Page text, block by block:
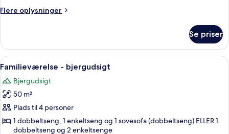
Flere oplysninger
Flere
-
bjergudsigt
Se priser
Indlæs
alle
billeder
af
Familieværelse
-
Et hotelværelse med trægulv, en stor
5
Familieværelse - bjergudsigt
Bjergudsigt
50 m²
Plads til 4 personer
1 dobbeltseng, 1 enkeltseng og 1 sovesofa (dobbeltseng) ELLER 1
dobbeltseng og 2 enkeltsenge